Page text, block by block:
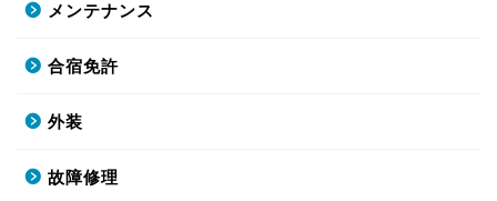
メンテナンス
合宿免許
外装
故障修理